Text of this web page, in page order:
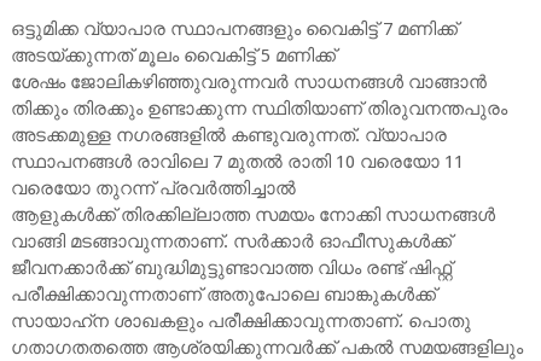
ഒട്ടുമിക്ക വ്യാപാര സ്ഥാപനങ്ങളും വൈകിട്ട് 7 മണിക്ക്
അടയ്ക്കുന്നത് മൂലം വൈകിട്ട് 5 മണിക്ക്
ശേഷം ജോലികഴിഞ്ഞുവരുന്നവർ സാധനങ്ങൾ വാങ്ങാൻ
തിക്കും തിരക്കും ഉണ്ടാക്കുന്ന സ്ഥിതിയാണ് തിരുവനന്തപുരം
അടക്കമുള്ള നഗരങ്ങളിൽ കണ്ടുവരുന്നത്. വ്യാപാര
സ്ഥാപനങ്ങൾ രാവിലെ 7 മുതൽ രാതി 10 വരെയോ 11
വരെയോ തുറന്ന് പ്രവർത്തിച്ചാൽ
ആളുകൾക്ക് തിരക്കില്ലാത്ത സമയം നോക്കി സാധനങ്ങൾ
വാങ്ങി മടങ്ങാവുന്നതാണ്. സർക്കാർ ഓഫീസുകൾക്ക്
ജീവനക്കാർക്ക് ബുദ്ധിമുട്ടുണ്ടാവാത്ത വിധം രണ്ട് ഷിഫ്റ്റ്
പരീക്ഷിക്കാവുന്നതാണ് അതുപോലെ ബാങ്കുകൾക്ക്
സായാഹ്‌ന ശാഖകളും പരീക്ഷിക്കാവുന്നതാണ്. പൊതു
ഗതാഗതതത്തെ ആശ്രയിക്കുന്നവർക്ക് പകൽ സമയങ്ങളിലും